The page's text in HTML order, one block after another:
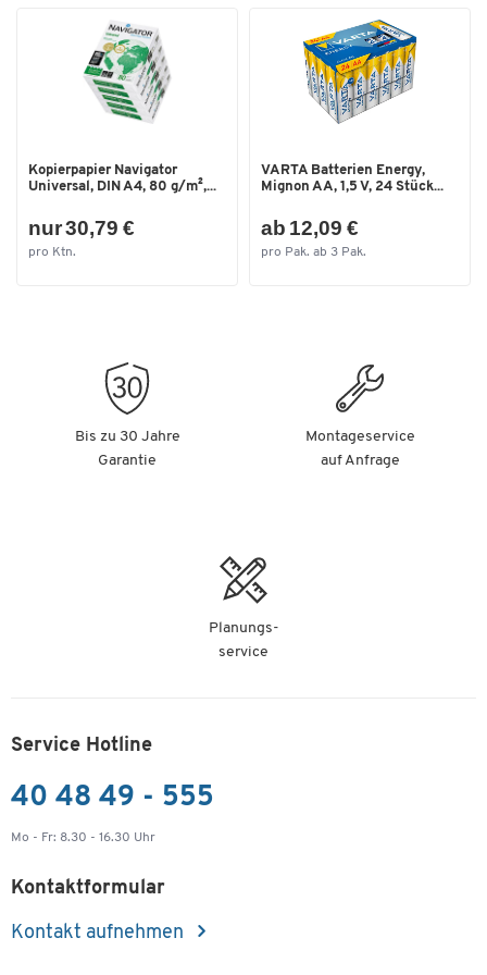
Maße: B 116 x T 490 x H 550 mm
Farbe: Schwarz
Kopierpapier Navigator
Universal, DIN A4, 80 g/m²,...
nur 30,79 €
pro Ktn.
VARTA Batterien Energy,
Mignon AA, 1,5 V, 24 Stück...
ab 12,09 €
pro Pak. ab 3 Pak.
Bis zu 30 Jahre
Garantie
Montageservice
auf Anfrage
Planungs-
service
Service Hotline
40 48 49 - 555
Mo - Fr: 8.30 - 16.30 Uhr
Kontaktformular
Kontakt aufnehmen